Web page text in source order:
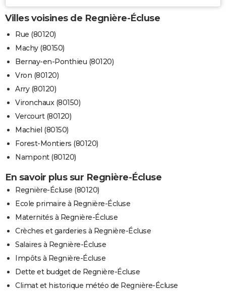
Villes voisines de Regnière-Écluse
Rue (80120)
Machy (80150)
Bernay-en-Ponthieu (80120)
Vron (80120)
Arry (80120)
Vironchaux (80150)
Vercourt (80120)
Machiel (80150)
Forest-Montiers (80120)
Nampont (80120)
En savoir plus sur Regnière-Écluse
Regnière-Écluse (80120)
Ecole primaire à Regnière-Écluse
Maternités à Regnière-Écluse
Crèches et garderies à Regnière-Écluse
Salaires à Regnière-Écluse
Impôts à Regnière-Écluse
Dette et budget de Regnière-Écluse
Climat et historique météo de Regnière-Écluse